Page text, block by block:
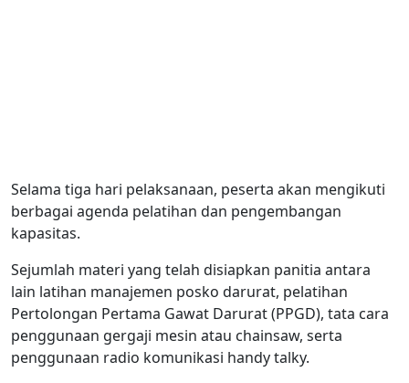
Selama tiga hari pelaksanaan, peserta akan mengikuti
berbagai agenda pelatihan dan pengembangan
kapasitas.
Sejumlah materi yang telah disiapkan panitia antara
lain latihan manajemen posko darurat, pelatihan
Pertolongan Pertama Gawat Darurat (PPGD), tata cara
penggunaan gergaji mesin atau chainsaw, serta
penggunaan radio komunikasi handy talky.